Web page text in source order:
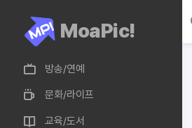
MoaPic!
방송/연예
문화/라이프
교육/도서